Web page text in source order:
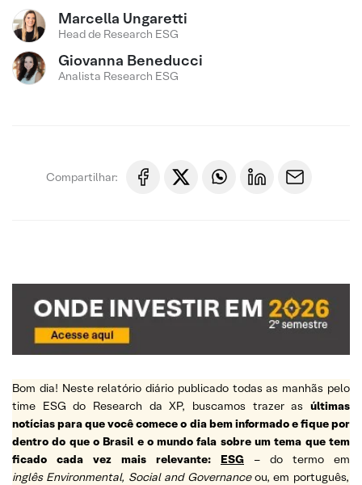
Marcella Ungaretti
Head de Research ESG
Giovanna Beneducci
Analista Research ESG
Compartilhar:
Bom dia! Neste relatório diário publicado todas as manhãs pelo
time ESG do Research da XP, buscamos trazer as últimas
notícias para que você comece o dia bem informado e fique por
dentro do que o Brasil e o mundo fala sobre um tema que tem
ficado cada vez mais relevante:
ESG
– do termo em
inglês Environmental, Social and Governanceou, em português,